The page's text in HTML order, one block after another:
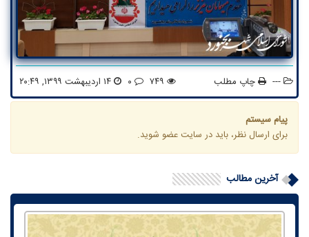
--- چاپ مطلب ۱۴ اردیبهشت ۱۳۹۹, ۲۰:۴۹
پیام سیستم
برای ارسال نظر، باید در سایت عضو شوید.
آخرین مطالب